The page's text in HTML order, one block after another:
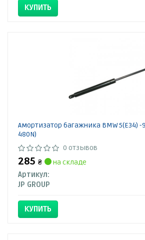
КУПИТЬ
Амортизатор багажника BMW 5(E34)
480N)
0 отзывов
285 ₴
на складе
Артикул:
JP GROUP
КУПИТЬ